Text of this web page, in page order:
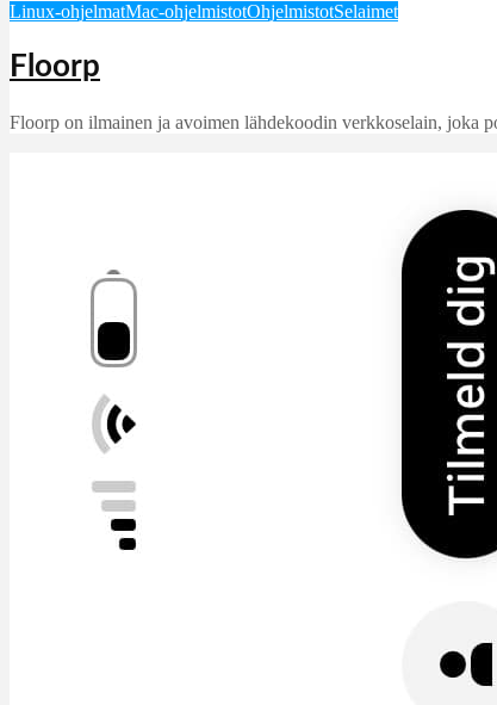
Linux-ohjelmatMac-ohjelmistotOhjelmistotSelaimet
Floorp
Floorp on ilmainen ja avoimen lähdekoodin verkkoselain, joka